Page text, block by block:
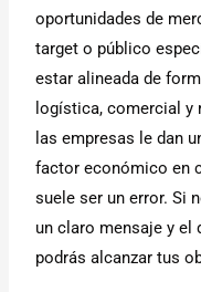
oportunidades de
target o público
estar alineada de
logística, comercial y
las empresas le dan
factor económico en
suele ser un error. Si
un claro mensaje y el
podrás alcanzar tus